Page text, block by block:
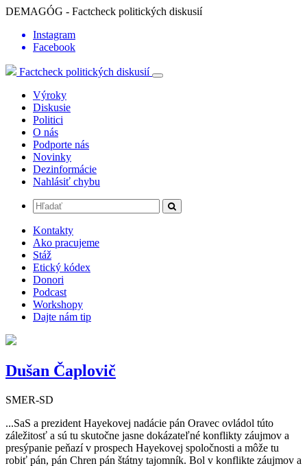
DEMAGÓG - Factcheck politických diskusií
Instagram
Facebook
Factcheck politických diskusií
Výroky
Diskusie
Politici
O nás
Podporte nás
Novinky
Dezinformácie
Nahlásiť chybu
Kontakty
Ako pracujeme
Stáž
Etický kódex
Donori
Podcast
Workshopy
Dajte nám tip
Dušan Čaplovič
SMER-SD
...SaS a prezident Hayekovej nadácie pán Oravec ovládol túto
záležitosť a sú tu skutočne jasne dokázateľné konflikty záujmov a
presýpanie peňazí v prospech Hayekovej spoločnosti a môže tu
robiť pán, pán Chren pán štátny tajomník. Bol v konflikte záujmov a